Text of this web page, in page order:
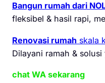
Bangun rumah dari
fleksibel & hasil rapi,
Renovasi rumah skala
Dilayani ramah &
chat WA sekarang